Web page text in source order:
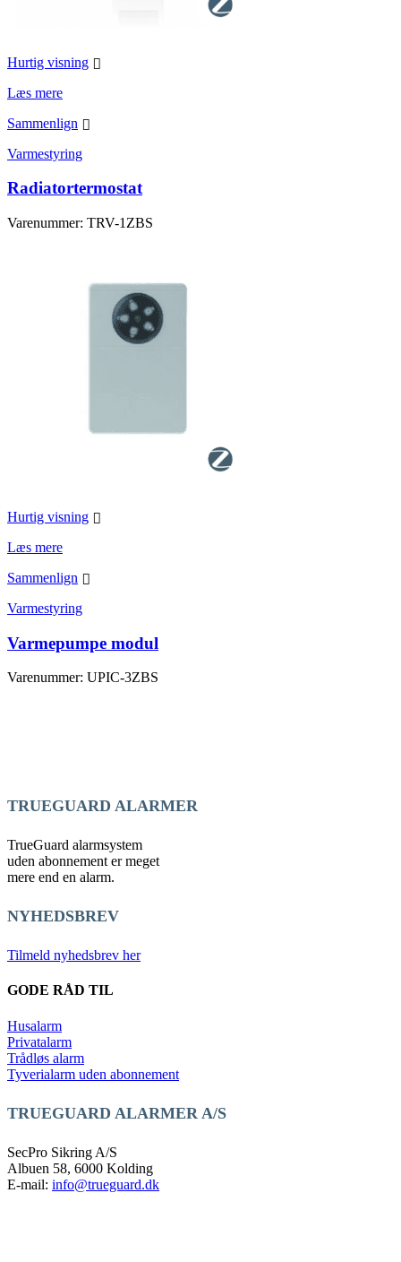
Hurtig visning
Læs mere
Sammenlign
Varmestyring
Radiatortermostat
Varenummer: TRV-1ZBS
Hurtig visning
Læs mere
Sammenlign
Varmestyring
Varmepumpe modul
Varenummer: UPIC-3ZBS
TRUEGUARD ALARMER
TrueGuard alarmsystem
uden abonnement er meget
mere end en alarm.
NYHEDSBREV
Tilmeld nyhedsbrev her
GODE RÅD TIL
Husalarm
Privatalarm
Trådløs alarm
Tyverialarm uden abonnement
TRUEGUARD ALARMER A/S
SecPro Sikring A/S
Albuen 58, 6000 Kolding
E-mail: info@trueguard.dk